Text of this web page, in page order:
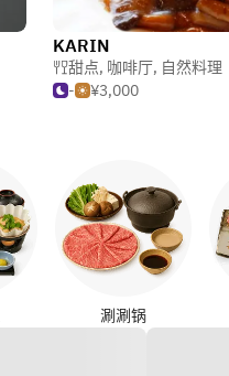
KARIN
甜点, 咖啡厅, 自然料理
-
¥3,000
涮涮锅